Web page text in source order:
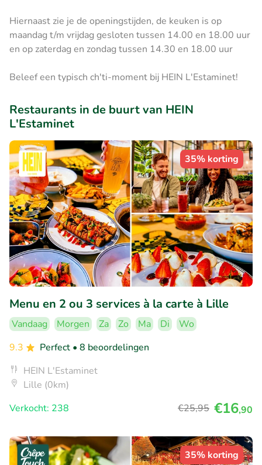
Hiernaast zie je de openingstijden, de keuken is op
maandag t/m vrijdag gesloten tussen 14.00 en 18.00 uur
en op zaterdag en zondag tussen 14.30 en 18.00 uur
Beleef een typisch ch'ti-moment bij HEIN L'Estaminet!
Restaurants in de buurt van HEIN
L'Estaminet
35% korting
Menu en 2 ou 3 services à la carte à Lille
Vandaag Morgen Za Zo Ma Di
Wo
9.3
Perfect • 8 beoordelingen
HEIN L'Estaminet
Lille (0km)
Verkocht: 238
€25,95 €16,90
35% korting